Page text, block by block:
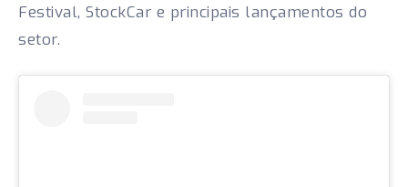
Festival, StockCar e principais lançamentos do
setor.